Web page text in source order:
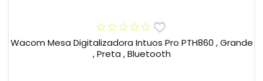
Wacom Mesa Digitalizadora Intuos Pro PTH860 , Grande
, Preta , Bluetooth